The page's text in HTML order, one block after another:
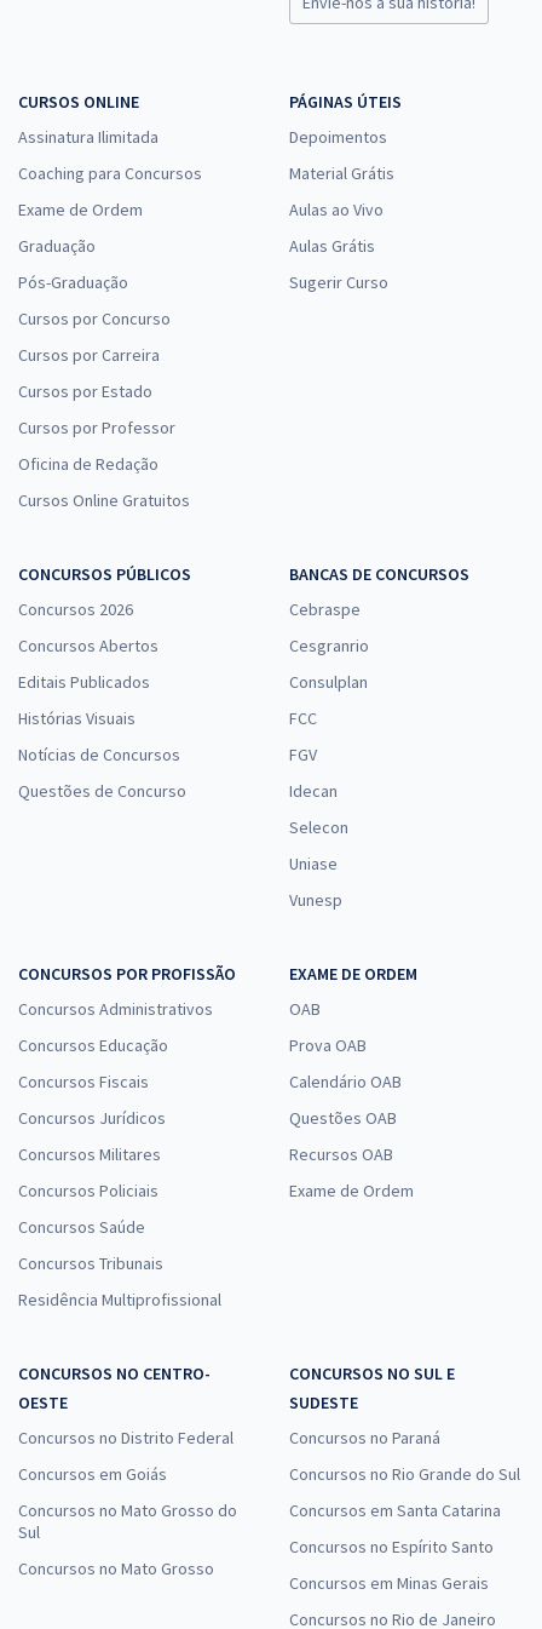
CURSOS ONLINE
Assinatura Ilimitada
Coaching para Concursos
Exame de Ordem
Graduação
Pós-Graduação
Cursos por Concurso
Cursos por Carreira
Cursos por Estado
Cursos por Professor
Oficina de Redação
Cursos Online Gratuitos
PÁGINAS ÚTEIS
Depoimentos
Material Grátis
Aulas ao Vivo
Aulas Grátis
Sugerir Curso
CONCURSOS PÚBLICOS
Concursos 2026
Concursos Abertos
Editais Publicados
Histórias Visuais
Notícias de Concursos
Questões de Concurso
BANCAS DE CONCURSOS
Cebraspe
Cesgranrio
Consulplan
FCC
FGV
Idecan
Selecon
Uniase
Vunesp
CONCURSOS POR PROFISSÃO
Concursos Administrativos
Concursos Educação
Concursos Fiscais
Concursos Jurídicos
Concursos Militares
Concursos Policiais
Concursos Saúde
Concursos Tribunais
Residência Multiprofissional
EXAME DE ORDEM
OAB
Prova OAB
Calendário OAB
Questões OAB
Recursos OAB
Exame de Ordem
CONCURSOS NO CENTRO-
OESTE
Concursos no Distrito Federal
Concursos em Goiás
Concursos no Mato Grosso do
Sul
Concursos no Mato Grosso
CONCURSOS NO SUL E
SUDESTE
Concursos no Paraná
Concursos no Rio Grande do Sul
Concursos em Santa Catarina
Concursos no Espírito Santo
Concursos em Minas Gerais
Concursos no Rio de Janeiro